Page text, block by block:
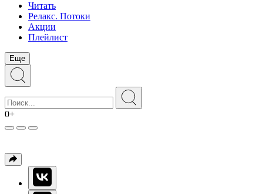
Читать
Релакс. Потоки
Акции
Плейлист
Еще
0+